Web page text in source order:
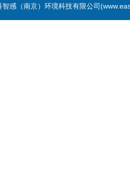
感（南京）环境科技有限公司